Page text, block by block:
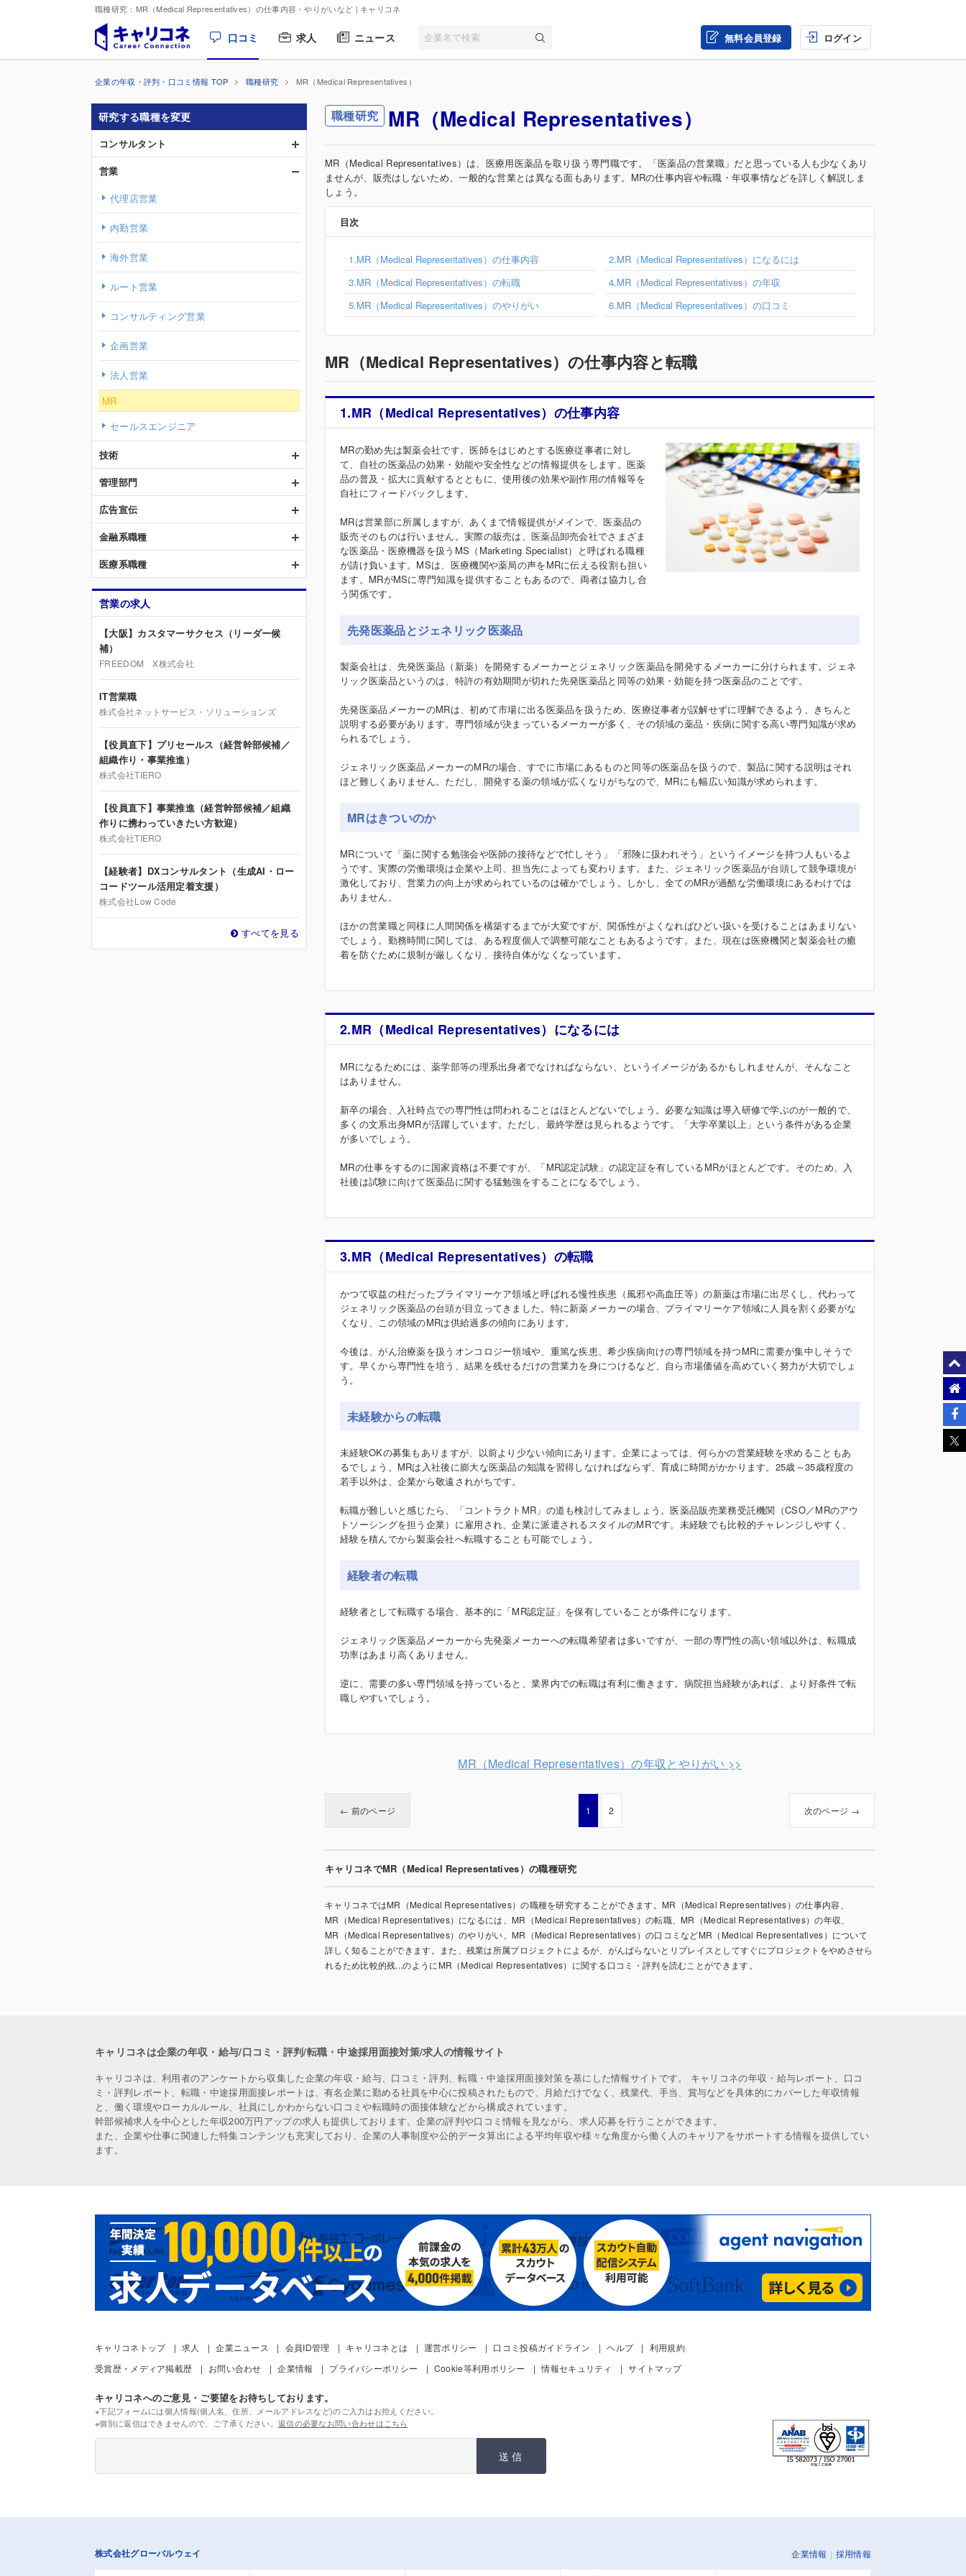
職種研究：MR（Medical Representatives）の仕事内容・やりがいなど | キャリコネ
口コミ 求人 ニュース 無料会員登録 ログイン
企業の年収・評判・口コミ情報 TOP 職種研究 MR（Medical Representatives）
職種研究 MR（Medical Representatives）
MR（Medical Representatives）は、医療用医薬品を取り扱う専門職です。「医薬品の営業職」だと思っている人も少なくあり
ませんが、販売はしないため、一般的な営業とは異なる面もあります。MRの仕事内容や転職・年収事情などを詳しく解説しま
しょう。
目次
1.MR（Medical Representatives）の仕事内容
2.MR（Medical Representatives）になるには
3.MR（Medical Representatives）の転職
4.MR（Medical Representatives）の年収
5.MR（Medical Representatives）のやりがい
6.MR（Medical Representatives）の口コミ
MR（Medical Representatives）の仕事内容と転職
1.MR（Medical Representatives）の仕事内容
MRの勤め先は製薬会社です。医師をはじめとする医療従事者に対し
て、自社の医薬品の効果・効能や安全性などの情報提供をします。医薬
品の普及・拡大に貢献するとともに、使用後の効果や副作用の情報等を
自社にフィードバックします。
MRは営業部に所属しますが、あくまで情報提供がメインで、医薬品の
販売そのものは行いません。実際の販売は、医薬品卸売会社でさまざま
な医薬品・医療機器を扱うMS（Marketing Specialist）と呼ばれる職種
が請け負います。MSは、医療機関や薬局の声をMRに伝える役割も担い
ます。MRがMSに専門知識を提供することもあるので、両者は協力し合
う関係です。
先発医薬品とジェネリック医薬品
製薬会社は、先発医薬品（新薬）を開発するメーカーとジェネリック医薬品を開発するメーカーに分けられます。ジェネ
リック医薬品というのは、特許の有効期間が切れた先発医薬品と同等の効果・効能を持つ医薬品のことです。
先発医薬品メーカーのMRは、初めて市場に出る医薬品を扱うため、医療従事者が誤解せずに理解できるよう、きちんと
説明する必要があります。専門領域が決まっているメーカーが多く、その領域の薬品・疾病に関する高い専門知識が求め
られるでしょう。
ジェネリック医薬品メーカーのMRの場合、すでに市場にあるものと同等の医薬品を扱うので、製品に関する説明はそれ
ほど難しくありません。ただし、開発する薬の領域が広くなりがちなので、MRにも幅広い知識が求められます。
MRはきついのか
MRについて「薬に関する勉強会や医師の接待などで忙しそう」「邪険に扱われそう」というイメージを持つ人もいるよ
うです。実際の労働環境は企業や上司、担当先によっても変わります。また、ジェネリック医薬品が台頭して競争環境が
激化しており、営業力の向上が求められているのは確かでしょう。しかし、全てのMRが過酷な労働環境にあるわけでは
ありません。
ほかの営業職と同様に人間関係を構築するまでが大変ですが、関係性がよくなればひどい扱いを受けることはあまりない
でしょう。勤務時間に関しては、ある程度個人で調整可能なこともあるようです。また、現在は医療機関と製薬会社の癒
着を防ぐために規制が厳しくなり、接待自体がなくなっています。
2.MR（Medical Representatives）になるには
MRになるためには、薬学部等の理系出身者でなければならない、というイメージがあるかもしれませんが、そんなこと
はありません。
新卒の場合、入社時点での専門性は問われることはほとんどないでしょう。必要な知識は導入研修で学ぶのが一般的で、
多くの文系出身MRが活躍しています。ただし、最終学歴は見られるようです。「大学卒業以上」という条件がある企業
が多いでしょう。
MRの仕事をするのに国家資格は不要ですが、「MR認定試験」の認定証を有しているMRがほとんどです。そのため、入
社後は試験に向けて医薬品に関する猛勉強をすることになるでしょう。
3.MR（Medical Representatives）の転職
かつて収益の柱だったプライマリーケア領域と呼ばれる慢性疾患（風邪や高血圧等）の新薬は市場に出尽くし、代わって
ジェネリック医薬品の台頭が目立ってきました。特に新薬メーカーの場合、プライマリーケア領域に人員を割く必要がな
くなり、この領域のMRは供給過多の傾向にあります。
今後は、がん治療薬を扱うオンコロジー領域や、重篤な疾患、希少疾病向けの専門領域を持つMRに需要が集中しそうで
す。早くから専門性を培う、結果を残せるだけの営業力を身につけるなど、自ら市場価値を高めていく努力が大切でしょ
う。
未経験からの転職
未経験OKの募集もありますが、以前より少ない傾向にあります。企業によっては、何らかの営業経験を求めることもあ
るでしょう。MRは入社後に膨大な医薬品の知識を習得しなければならず、育成に時間がかかります。25歳～35歳程度の
若手以外は、企業から敬遠されがちです。
転職が難しいと感じたら、「コントラクトMR」の道も検討してみましょう。医薬品販売業務受託機関（CSO／MRのアウ
トソーシングを担う企業）に雇用され、企業に派遣されるスタイルのMRです。未経験でも比較的チャレンジしやすく、
経験を積んでから製薬会社へ転職することも可能でしょう。
経験者の転職
経験者として転職する場合、基本的に「MR認定証」を保有していることが条件になります。
ジェネリック医薬品メーカーから先発薬メーカーへの転職希望者は多いですが、一部の専門性の高い領域以外は、転職成
功率はあまり高くありません。
逆に、需要の多い専門領域を持っていると、業界内での転職は有利に働きます。病院担当経験があれば、より好条件で転
職しやすいでしょう。
MR（Medical Representatives）の年収とやりがい >>
← 前のページ 1 2 次のページ →
キャリコネでMR（Medical Representatives）の職種研究
キャリコネではMR（Medical Representatives）の職種を研究することができます。MR（Medical Representatives）の仕事内容、
MR（Medical Representatives）になるには、MR（Medical Representatives）の転職、MR（Medical Representatives）の年収、
MR（Medical Representatives）のやりがい、MR（Medical Representatives）の口コミなどMR（Medical Representatives）について
詳しく知ることができます。また、残業は所属プロジェクトによるが、がんばらないとリプレイスとしてすぐにプロジェクトをやめさせら
れるため比較的残...のようにMR（Medical Representatives）に関する口コミ・評判を読むことができます。
研究する職種を変更
コンサルタント
営業
代理店営業
内勤営業
海外営業
ルート営業
コンサルティング営業
企画営業
法人営業
MR
セールスエンジニア
技術
管理部門
広告宣伝
金融系職種
医療系職種
営業の求人
【大阪】カスタマーサクセス（リーダー候
補）
FREEDOM X株式会社
IT営業職
株式会社ネットサービス・ソリューションズ
【役員直下】プリセールス（経営幹部候補／
組織作り・事業推進）
株式会社TIERO
【役員直下】事業推進（経営幹部候補／組織
作りに携わっていきたい方歓迎）
株式会社TIERO
【経験者】DXコンサルタント（生成AI・ロー
コードツール活用定着支援）
株式会社Low Code
すべてを見る
キャリコネは企業の年収・給与/口コミ・評判/転職・中途採用面接対策/求人の情報サイト
キャリコネは、利用者のアンケートから収集した企業の年収・給与、口コミ・評判、転職・中途採用面接対策を基にした情報サイトです。 キャリコネの年収・給与レポート、口コ
ミ・評判レポート、転職・中途採用面接レポートは、有名企業に勤める社員を中心に投稿されたもので、月給だけでなく、残業代、手当、賞与などを具体的にカバーした年収情報
と、働く環境やローカルルール、社員にしかわからない口コミや転職時の面接体験などから構成されています。
幹部候補求人を中心とした年収200万円アップの求人も提供しております。企業の評判や口コミ情報を見ながら、求人応募を行うことができます。
また、企業や仕事に関連した特集コンテンツも充実しており、企業の人事制度や公的データ算出による平均年収や様々な角度から働く人のキャリアをサポートする情報を提供してい
ます。
キャリコネトップ 求人 企業ニュース 会員ID管理 キャリコネとは 運営ポリシー 口コミ投稿ガイドライン ヘルプ
利用規約
受賞歴・メディア掲載歴
お問い合わせ 企業情報 プライバシーポリシー Cookie等利用ポリシー 情報セキュリティ サイトマップ
キャリコネへのご意見・ご要望をお待ちしております。
※下記フォームには個人情報(個人名、住所、メールアドレスなど)のご入力はお控えください。
※個別に返信はできませんので、ご了承ください。 返信の必要なお問い合わせはこちら
送信
株式会社グローバルウェイ 企業情報 採用情報